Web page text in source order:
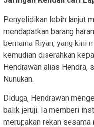
Penyelidikan lebih lanjut
mendapatkan barang
bernama Riyan, yang kini
kemudian diserahkan
Hendrawan alias Hendra,
Nunukan.
Diduga, Hendrawan
balik jeruji. Ia memberi
merupakan rekan sesama